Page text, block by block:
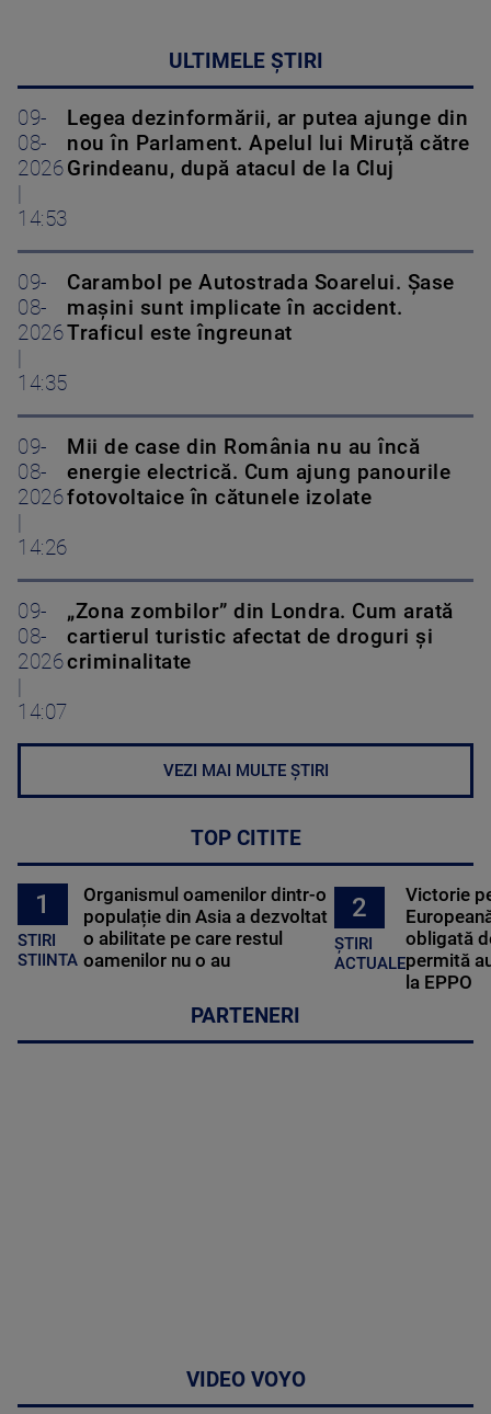
ULTIMELE ȘTIRI
09-
08-
2026
14:53
Legea dezinformării, ar putea ajunge din
nou în Parlament. Apelul lui Miruță către
Grindeanu, după atacul de la Cluj
09-
08-
2026
14:35
Carambol pe Autostrada Soarelui. Șase
mașini sunt implicate în accident.
Traficul este îngreunat
09-
08-
2026
14:26
Mii de case din România nu au încă
energie electrică. Cum ajung panourile
fotovoltaice în cătunele izolate
09-
08-
2026
14:07
„Zona zombilor” din Londra. Cum arată
cartierul turistic afectat de droguri și
criminalitate
VEZI MAI MULTE ȘTIRI
TOP CITITE
1
STIRI
STIINTA
Organismul oamenilor dintr-o
populație din Asia a dezvoltat
o abilitate pe care restul
oamenilor nu o au
2
ȘTIRI
ACTUALE
Victorie
obligată
permită
la EPPO
PARTENERI
VIDEO VOYO